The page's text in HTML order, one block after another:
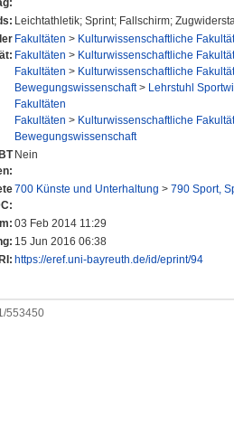
Leichtathletik; Sprint; Fallschirm;
Fakultäten > Kulturwissenschaftliche Fakultät
Fakultäten > Kulturwissenschaftliche Fakultät
Fakultäten > Kulturwissenschaftliche Fakultät
Bewegungswissenschaft> Lehrstuhl
Fakultäten
Fakultäten > Kulturwissenschaftliche Fakultät
Bewegungswissenschaft
Nein
700 Künste und Unterhaltung > 790 Sport,
03 Feb 2014 11:29
15 Jun 2016 06:38
https://eref.uni-bayreuth.de/id/eprint/94
553450